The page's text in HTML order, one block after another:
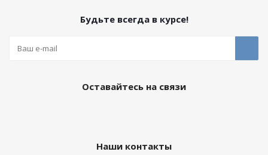
Будьте всегда в курсе!
Оставайтесь на связи
Наши контакты